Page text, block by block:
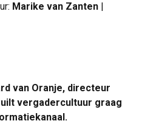
Marike van Zanten |
van Oranje, directeur
vergadercultuur graag